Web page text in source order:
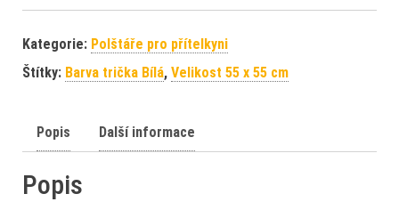
Kategorie: Polštáře pro přítelkyni
Štítky: Barva trička Bílá, Velikost 55 x 55 cm
Popis Další informace
Popis